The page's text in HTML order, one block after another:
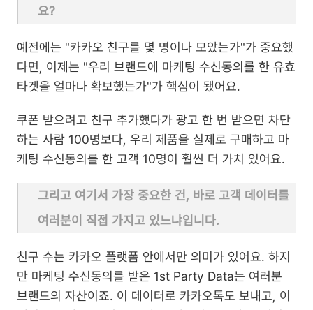
요?
예전에는 "카카오 친구를 몇 명이나 모았는가"가 중요했
다면, 이제는 "우리 브랜드에 마케팅 수신동의를 한 유효
타겟을 얼마나 확보했는가"가 핵심이 됐어요.
쿠폰 받으려고 친구 추가했다가 광고 한 번 받으면 차단
하는 사람 100명보다, 우리 제품을 실제로 구매하고 마
케팅 수신동의를 한 고객 10명이 훨씬 더 가치 있어요.
그리고 여기서 가장 중요한 건, 바로 고객 데이터를
여러분이 직접 가지고 있느냐입니다.
친구 수는 카카오 플랫폼 안에서만 의미가 있어요. 하지
만 마케팅 수신동의를 받은 1st Party Data는 여러분
브랜드의 자산이죠. 이 데이터로 카카오톡도 보내고, 이